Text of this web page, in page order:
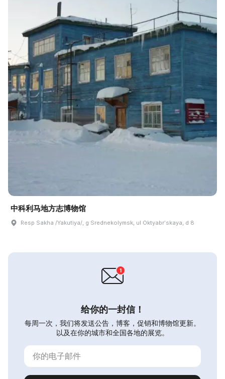
中科利马地方志博物馆
Resp Sakha /Yakutiya/, g Srednekolymsk, ul Oktyabrʹskaya, d 8
给你的一封信！
每周一次，我们将发送公告，博客，促销和博物馆更新。
以及在你的城市和全国各地的展览。